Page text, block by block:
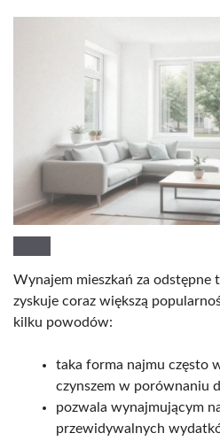
Wynajem mieszkań za odstępne
zyskuje coraz większą
kilku powodów:
taka forma najmu często
czynszem w porównaniu
pozwala wynajmującym
przewidywalnych